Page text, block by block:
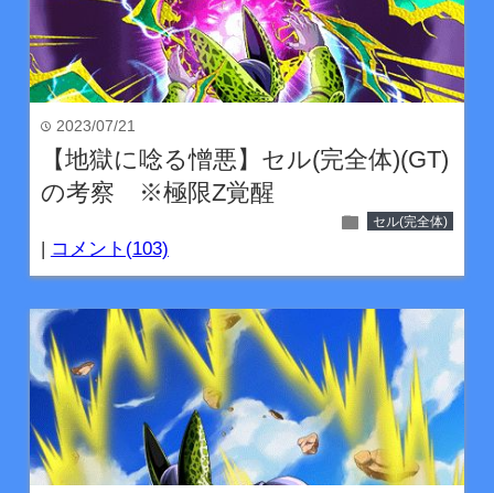
time 2023/07/21
【地獄に唸る憎悪】セル(完全体)(GT)
の考察 ※極限Z覚醒
folder セル(完全体)
| コメント(103)